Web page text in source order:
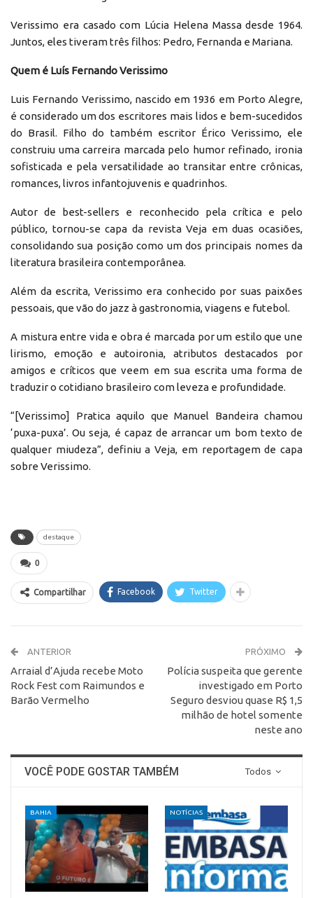
Verissimo era casado com Lúcia Helena Massa desde 1964.
Juntos, eles tiveram três filhos: Pedro, Fernanda e Mariana.
Quem é Luís Fernando Verissimo
Luis Fernando Verissimo, nascido em 1936 em Porto Alegre,
é considerado um dos escritores mais lidos e bem-sucedidos
do Brasil. Filho do também escritor Érico Verissimo, ele
construiu uma carreira marcada pelo humor refinado, ironia
sofisticada e pela versatilidade ao transitar entre crônicas,
romances, livros infantojuvenis e quadrinhos.
Autor de best-sellers e reconhecido pela crítica e pelo
público, tornou-se capa da revista Veja em duas ocasiões,
consolidando sua posição como um dos principais nomes da
literatura brasileira contemporânea.
Além da escrita, Verissimo era conhecido por suas paixões
pessoais, que vão do jazz à gastronomia, viagens e futebol.
A mistura entre vida e obra é marcada por um estilo que une
lirismo, emoção e autoironia, atributos destacados por
amigos e críticos que veem em sua escrita uma forma de
traduzir o cotidiano brasileiro com leveza e profundidade.
“[Verissimo] Pratica aquilo que Manuel Bandeira chamou
‘puxa-puxa’. Ou seja, é capaz de arrancar um bom texto de
qualquer miudeza”, definiu a Veja, em reportagem de capa
sobre Verissimo.
destaque
0
Compartilhar Facebook Twitter
ANTERIOR
Arraial d’Ajuda recebe Moto
Rock Fest com Raimundos e
Barão Vermelho
PRÓXIMO
Polícia suspeita que gerente
investigado em Porto
Seguro desviou quase R$ 1,5
milhão de hotel somente
neste ano
Todos
VOCÊ PODE GOSTAR TAMBÉM
BAHIA NOTÍCIAS